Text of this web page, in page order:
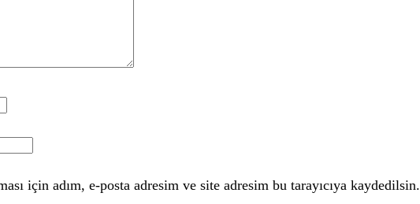
için adım, e-posta adresim ve site adresim bu tarayıcıya kaydedilsin.